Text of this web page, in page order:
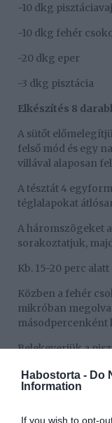
Habostorta - Do
Information
If you wish to opt-
-10 dkg pisztáciavaj
-10 dkg fehér
-20 dkg eper
-3 dkg pisztácia
Elkészítés 8
A sütőt
felső mód és egy
villával alaposan
A tésztát 4
téglalapokat
A háromszögeket
sorakoztatjuk,
Kb. 15-20 perc
Közben a fehér
mikróban
másodpercenként
Belekeverjük a
A pisztáciát